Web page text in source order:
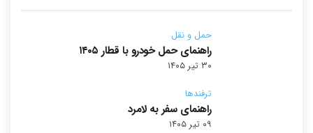
حمل و نقل
راهنمای حمل خودرو با قطار ۱۴۰۵
۳۰ تیر ۱۴۰۵
ترفندها
راهنمای سفر به لامرد
۰۹ تیر ۱۴۰۵